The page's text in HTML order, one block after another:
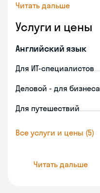
Читать дальше
Услуги и цены
Английский язык
Для ИТ-специалистов
Деловой - для бизнеса
Для путешествий
Все услуги и цены (5)
Читать дальше